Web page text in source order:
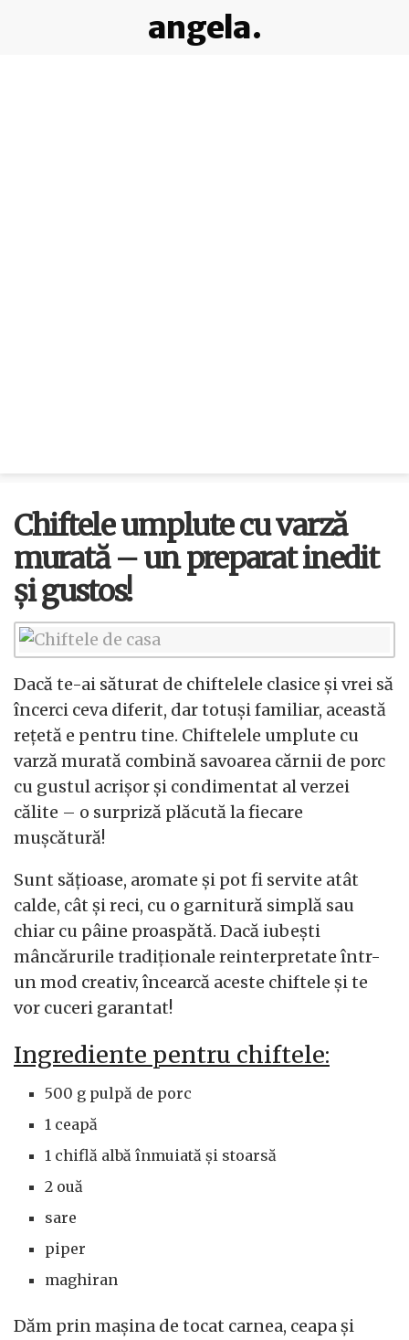
angela.
Chiftele umplute cu varză
murată – un preparat inedit
și gustos!
Dacă te-ai săturat de chiftelele clasice și vrei să
încerci ceva diferit, dar totuși familiar, această
rețetă e pentru tine. Chiftelele umplute cu
varză murată combină savoarea cărnii de porc
cu gustul acrișor și condimentat al verzei
călite – o surpriză plăcută la fiecare
mușcătură!
Sunt sățioase, aromate și pot fi servite atât
calde, cât și reci, cu o garnitură simplă sau
chiar cu pâine proaspătă. Dacă iubești
mâncărurile tradiționale reinterpretate într-
un mod creativ, încearcă aceste chiftele și te
vor cuceri garantat!
Ingrediente pentru chiftele:
500 g pulpă de porc
1 ceapă
1 chiflă albă înmuiată și stoarsă
2 ouă
sare
piper
maghiran
Dăm prin mașina de tocat carnea, ceapa și